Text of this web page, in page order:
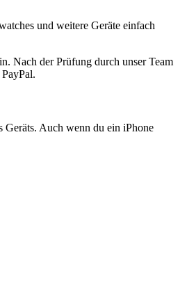
und weitere Geräte einfach
Nach der Prüfung durch unser Team
Geräts. Auch wenn du ein iPhone